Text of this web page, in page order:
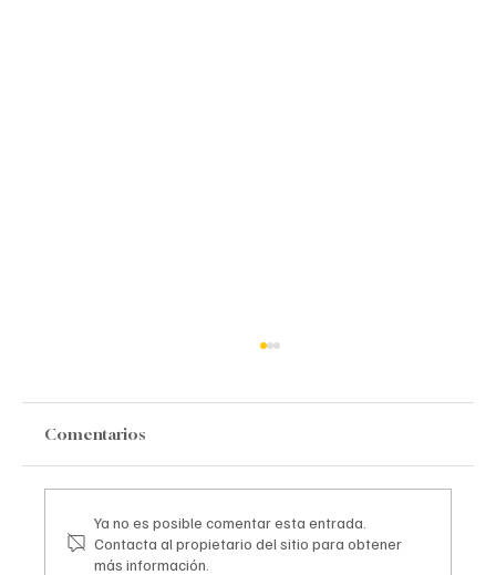
Comentarios
Ya no es posible comentar esta entrada.
Contacta al propietario del sitio para obtener
más información.